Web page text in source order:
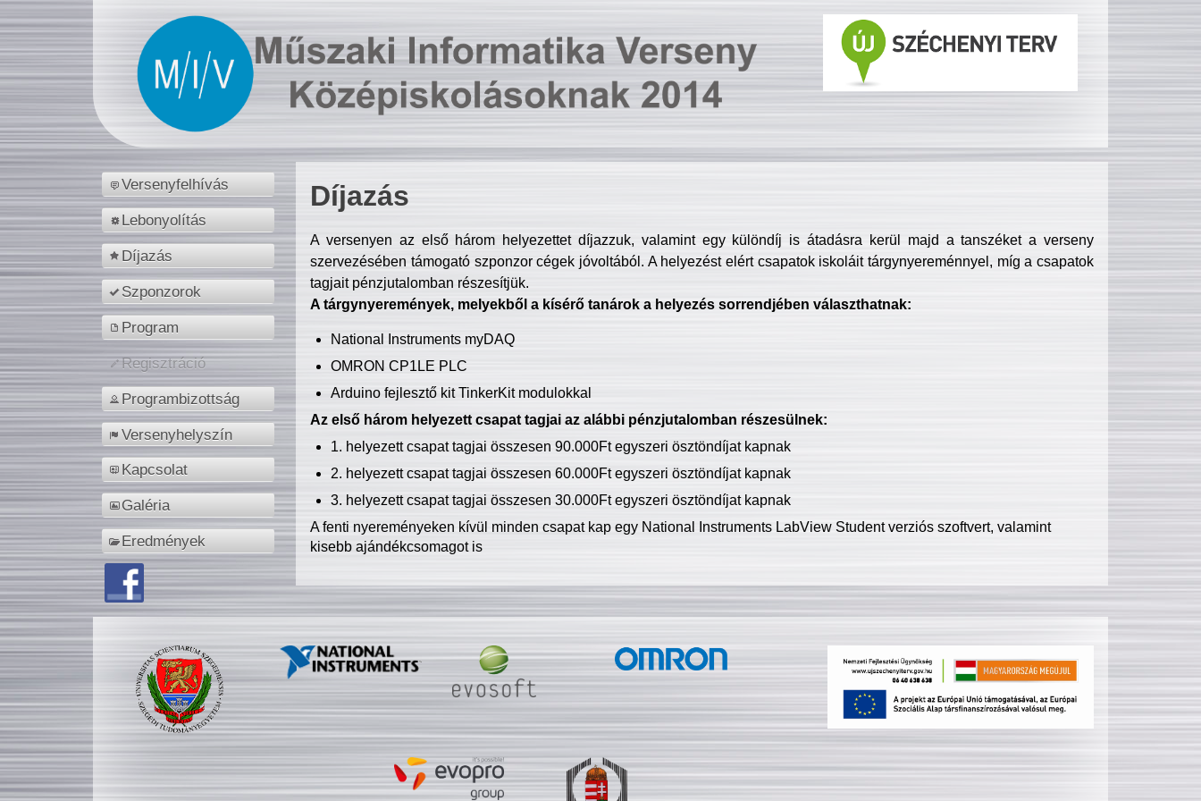
Versenyfelhívás
Lebonyolítás
Díjazás
Szponzorok
Program
Regisztráció
Programbizottság
Versenyhelyszín
Kapcsolat
Galéria
Eredmények
Díjazás
A versenyen az első három helyezettet díjazzuk, valamint egy különdíj is átadásra kerül majd a tanszéket a verseny
szervezésében támogató szponzor cégek jóvoltából. A helyezést elért csapatok iskoláit tárgynyereménnyel, míg a csapatok
tagjait pénzjutalomban részesítjük.
A tárgynyeremények, melyekből a kísérő tanárok a helyezés sorrendjében választhatnak:
National Instruments myDAQ
OMRON CP1LE PLC
Arduino fejlesztő kit TinkerKit modulokkal
Az első három helyezett csapat tagjai az alábbi pénzjutalomban részesülnek:
1. helyezett csapat tagjai összesen 90.000Ft egyszeri ösztöndíjat kapnak
2. helyezett csapat tagjai összesen 60.000Ft egyszeri ösztöndíjat kapnak
3. helyezett csapat tagjai összesen 30.000Ft egyszeri ösztöndíjat kapnak
A fenti nyereményeken kívül minden csapat kap egy National Instruments LabView Student verziós szoftvert, valamint
kisebb ajándékcsomagot is